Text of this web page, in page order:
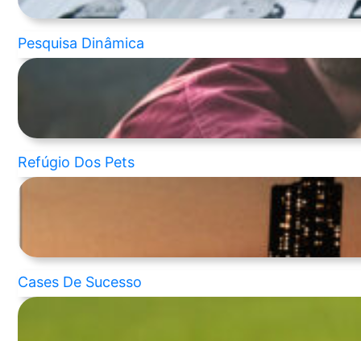
Pesquisa Dinâmica
Refúgio Dos Pets
Cases De Sucesso